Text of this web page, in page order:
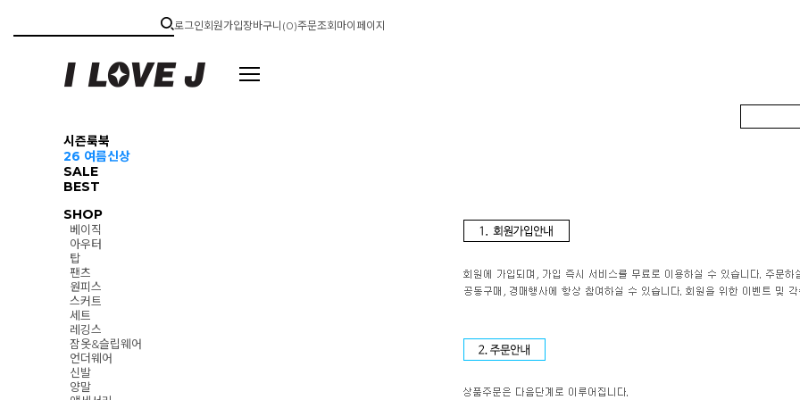
로그인회원가입장바구니(0)주문조회마이페이지
시즌룩북
26 여름신상
SALE
BEST
SHOP
베이직
아우터
탑
팬츠
원피스
스커트
세트
레깅스
잠옷&슬립웨어
언더웨어
신발
양말